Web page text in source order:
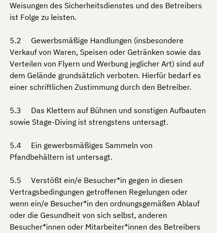
Weisungen des Sicherheitsdienstes und des Betreibers
ist Folge zu leisten.
Gewerbsmäßige Handlungen (insbesondere
Verkauf von Waren, Speisen oder Getränken sowie das
Verteilen von Flyern und Werbung jeglicher Art) sind auf
dem Gelände grundsätzlich verboten. Hierfür bedarf es
einer schriftlichen Zustimmung durch den Betreiber.
Das Klettern auf Bühnen und sonstigen Aufbauten
sowie Stage-Diving ist strengstens untersagt.
Ein gewerbsmäßiges Sammeln von
Pfandbehältern ist untersagt.
Verstößt ein/e Besucher*in gegen in diesen
Vertragsbedingungen getroffenen Regelungen oder
wenn ein/e Besucher*in den ordnungsgemäßen Ablauf
oder die Gesundheit von sich selbst, anderen
Besucher*innen oder Mitarbeiter*innen des Betreibers